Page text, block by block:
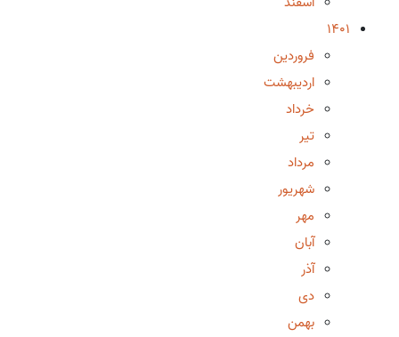
1401
فروردین
اردیبهشت
خرداد
تیر
مرداد
شهریور
مهر
آبان
آذر
دی
بهمن